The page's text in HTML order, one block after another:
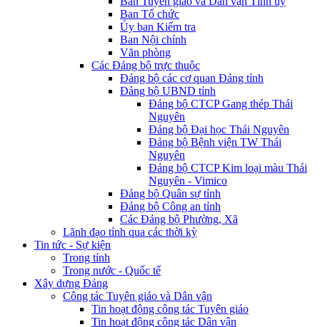
Ban Tổ chức
Ủy ban Kiểm tra
Ban Nội chính
Văn phòng
Các Đảng bộ trực thuộc
Đảng bộ các cơ quan Đảng tỉnh
Đảng bộ UBND tỉnh
Đảng bộ CTCP Gang thép Thái
Nguyên
Đảng bộ Đại học Thái Nguyên
Đảng bộ Bệnh viện TW Thái
Nguyên
Đảng bộ CTCP Kim loại màu Thái
Nguyên - Vimico
Đảng bộ Quân sự tỉnh
Đảng bộ Công an tỉnh
Các Đảng bộ Phường, Xã
Lãnh đạo tỉnh qua các thời kỳ
Tin tức - Sự kiện
Trong tỉnh
Trong nước - Quốc tế
Xây dựng Đảng
Công tác Tuyên giáo và Dân vận
Tin hoạt động công tác Tuyên giáo
Tin hoạt động công tác Dân vận